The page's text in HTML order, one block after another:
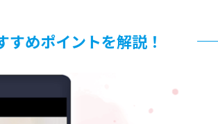
めポイントを解説！